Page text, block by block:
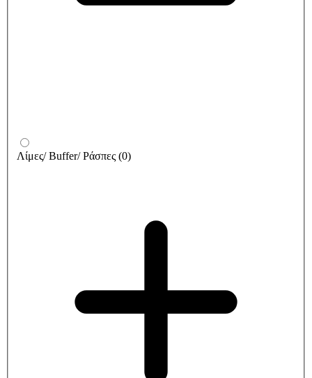
Λίμες/ Buffer/ Ράσπες (0)